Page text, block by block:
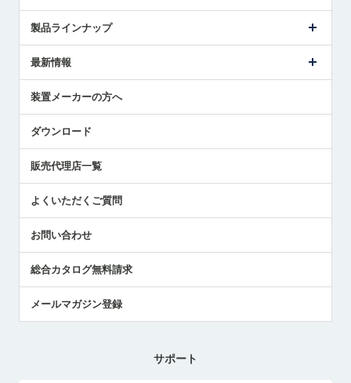
ごあいさつ
受賞履歴
採用情報
国/地域/言語
製品ラインナップ
ツールセッタ製品
エアマイクロセンサ製品
最新情報
メトロールの技術
社員ブログ
中小企業のBCP地震対策
センサのテクニカルガイド
社長ブログ
装置メーカーの方へ
ダウンロード
販売代理店一覧
よくいただくご質問
お問い合わせ
総合カタログ無料請求
メールマガジン登録
サポート